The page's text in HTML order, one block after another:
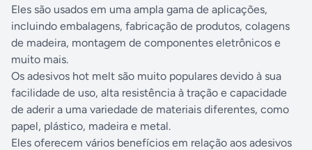
Eles são usados ​​em uma ampla gama de aplicações,
incluindo embalagens, fabricação de produtos, colagens
de madeira, montagem de componentes eletrônicos e
muito mais.
Os adesivos hot melt são muito populares devido à sua
facilidade de uso, alta resistência à tração e capacidade
de aderir a uma variedade de materiais diferentes, como
papel, plástico, madeira e metal.
Eles oferecem vários benefícios em relação aos adesivos